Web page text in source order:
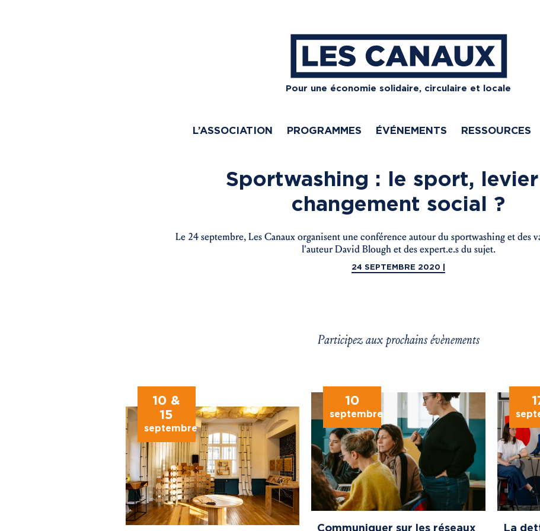
Pour une économie solidaire, circulaire et locale
L’ASSOCIATION PROGRAMMES ÉVÉNEMENTS RESSOURCES
Sportwashing : le sport,
changement social ?
Le 24 septembre, Les Canaux organisent une conférence autour du sportwashing et des
l’auteur David Blough et des expert.e.s du sujet.
24 SEPTEMBRE 2020 |
Participez aux prochains évènements
10 &
15
septembre
10
septembre
Communiquer sur les réseaux
La